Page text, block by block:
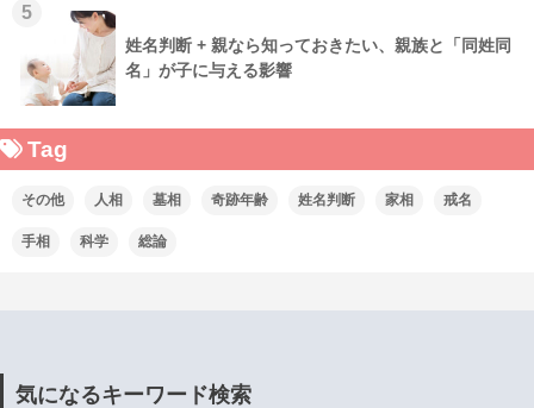
5
姓名判断 + 親なら知っておきたい、親族と「同姓同
名」が子に与える影響
Tag
その他 人相 墓相 奇跡年齢 姓名判断 家相 戒名
手相 科学 総論
気になるキーワード検索